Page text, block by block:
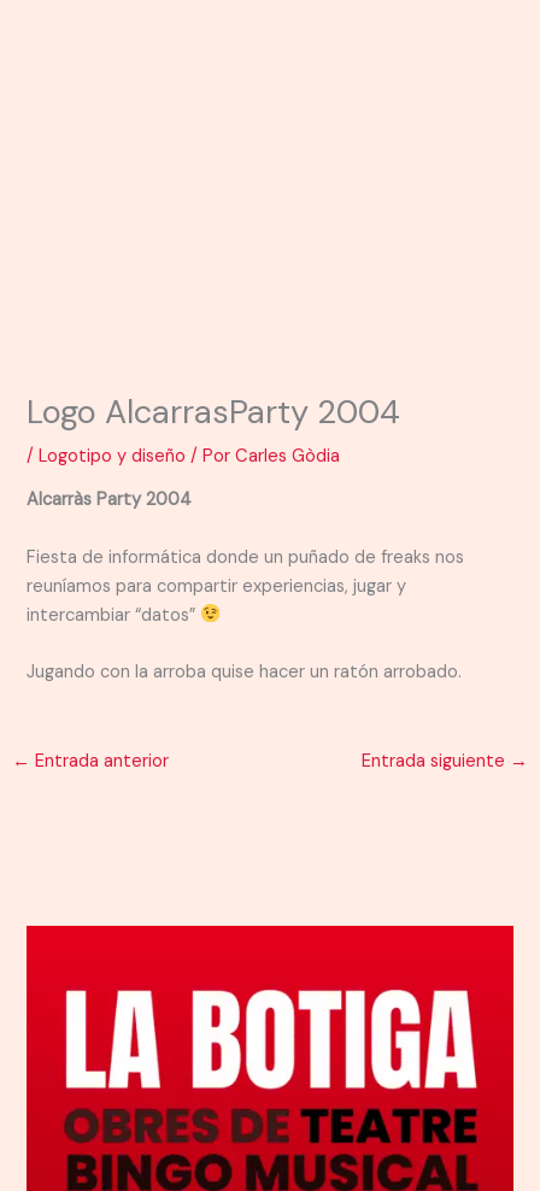
Logo AlcarrasParty 2004
/Logotipo y diseño / PorCarles Gòdia
Alcarràs Party 2004
Fiesta de informática donde un puñado de freaks nos
reuníamos para compartir experiencias, jugar y
intercambiar “datos”
Jugando con la arroba quise hacer un ratón arrobado.
← Entrada anterior Entrada siguiente →